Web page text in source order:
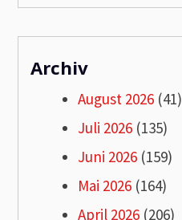
Archiv
August 2026 (41)
Juli 2026 (135)
Juni 2026 (159)
Mai 2026 (164)
April 2026 (206)